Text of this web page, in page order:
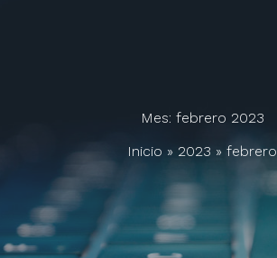
Mes: febrero 2023
Inicio
2023 febrero